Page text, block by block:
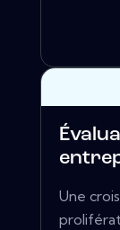
Une